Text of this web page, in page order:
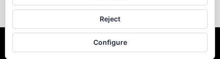
Ateneu Santfeliuenc - Tots els drets reservats -
Avís legal-Política de privacitat
Reject
Configure